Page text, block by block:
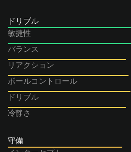
ドリブル
敏捷性
バランス
リアクション
ボールコントロール
ドリブル
冷静さ
守備